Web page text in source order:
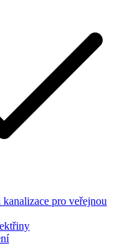
pro veřejnou